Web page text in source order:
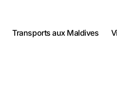
Transports aux Maldives